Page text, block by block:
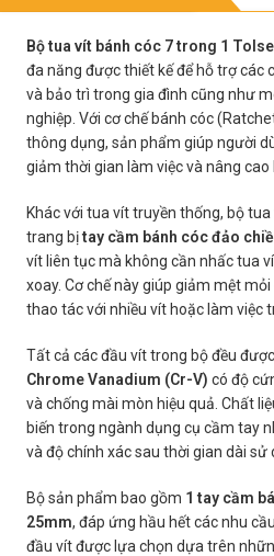
Bộ tua vít bánh cóc 7 trong 1
đa năng được thiết kế để hỗ trợ các
và bảo trì trong gia đình cũng như
nghiệp. Với cơ chế bánh cóc
thông dụng, sản phẩm giúp người
giảm thời gian làm việc và nâng cao
Khác với tua vít truyền thống, bộ
trang bịtay cầm bánh cóc đảo
vít liên tục mà không cần nhấc tua
xoay. Cơ chế này giúp giảm mệt
thao tác với nhiều vít hoặc làm việc
Tất cả các đầu vít trong bộ đều
Chrome Vanadium (Cr-V) có độ
và chống mài mòn hiệu quả. Chất
biến trong ngành dụng cụ cầm tay
và độ chính xác sau thời gian dài sử
Bộ sản phẩm bao gồm 1 tay cầm
25mm, đáp ứng hầu hết các nhu
đầu vít được lựa chọn dựa trên